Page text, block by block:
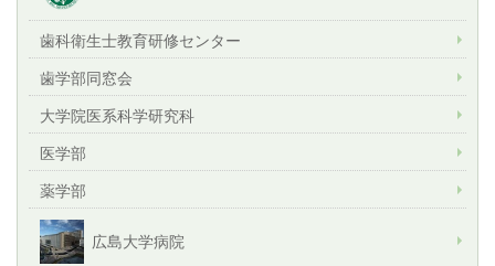
歯科衛生士教育研修センター
歯学部同窓会
大学院医系科学研究科
医学部
薬学部
広島大学病院